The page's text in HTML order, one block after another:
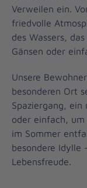
Verweilen ein.
friedvolle
des Wassers,
Gänsen oder
Unsere
besonderen Ort
Spaziergang, ein
oder einfach, um
im Sommer
besondere Idylle
Lebensfreude.